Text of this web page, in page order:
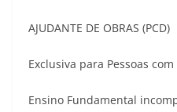
AJUDANTE DE OBRAS (PCD)
Exclusiva para Pessoas
Ensino Fundamental